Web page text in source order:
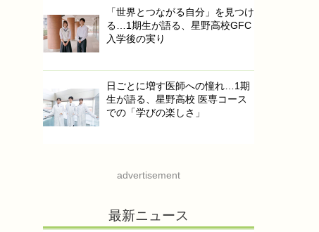
「世界とつながる自分」を見つけ
る…1期生が語る、星野高校GFC
入学後の実り
日ごとに増す医師への憧れ…1期
生が語る、星野高校 医専コース
での「学びの楽しさ」
advertisement
最新ニュース